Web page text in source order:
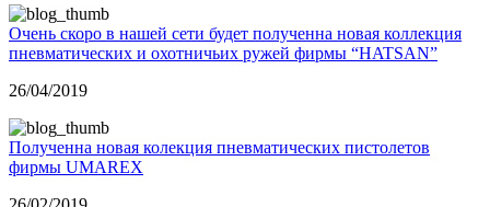
Очень скоро в нашей сети будет полученна новая коллекция
пневматических и охотничьих ружей фирмы “HATSAN”
26/04/2019
Полученна новая колекция пневматических пистолетов
фирмы UMAREX